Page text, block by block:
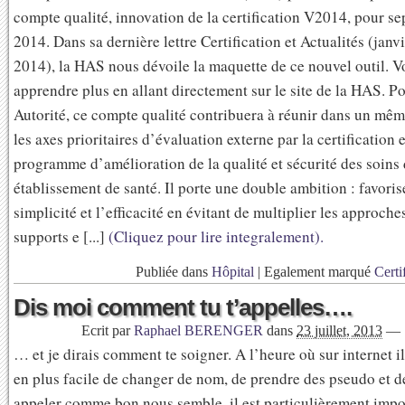
compte qualité, innovation de la certification V2014, pour
2014. Dans sa dernière lettre Certification et Actualités
2014), la HAS nous dévoile la maquette de ce nouvel outil.
apprendre plus en allant directement sur le site de la HAS.
Autorité, ce compte qualité contribuera à réunir dans un
les axes prioritaires d’évaluation externe par la certification
programme d’amélioration de la qualité et sécurité des soins
établissement de santé. Il porte une double ambition :
simplicité et l’efficacité en évitant de multiplier les
supports e [...] (Cliquez pour lire integralement).
Publiée dans Hôpital | Egalement marqué
Dis moi comment tu t’appelles….
Ecrit parRaphael BERENGER dans 23 juillet, 2013 —
… et je dirais comment te soigner. A l’heure où sur internet
en plus facile de changer de nom, de prendre des pseudo et